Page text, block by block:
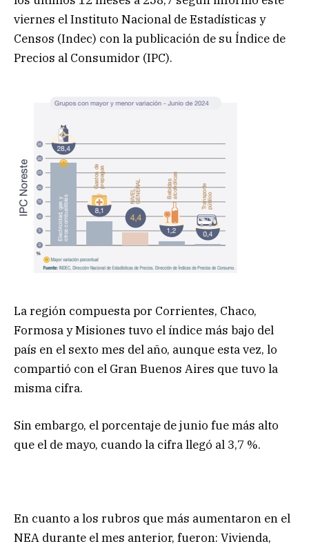
viernes el Instituto Nacional de Estadísticas y
Censos (Indec) con la publicación de su Índice de
Precios al Consumidor (IPC).
La región compuesta por Corrientes, Chaco,
Formosa y Misiones tuvo el índice más bajo del
país en el sexto mes del año, aunque esta vez, lo
compartió con el Gran Buenos Aires que tuvo la
misma cifra.
Sin embargo, el porcentaje de junio fue más alto
que el de mayo, cuando la cifra llegó al 3,7 %.
En cuanto a los rubros que más aumentaron en el
NEA durante el mes anterior, fueron: Vivienda,